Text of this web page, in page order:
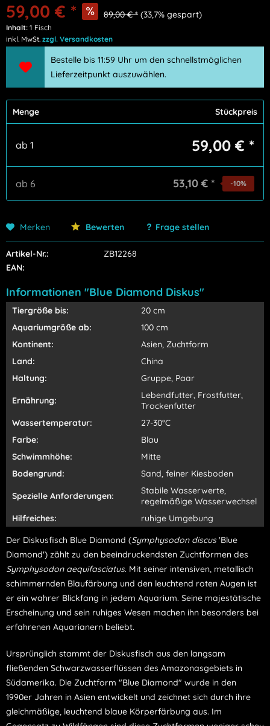
59,00 € * 89,00 €* (33,7% gespart)
Inhalt: 1 Fisch
inkl. MwSt. zzgl. Versandkosten
Bestelle bis 11:59 Uhr um den schnellstmöglichen
Lieferzeitpunkt auszuwählen.
Menge Stückpreis
ab 1 59,00 € *
ab 6 53,10 € * -10%
Merken Bewerten Frage stellen
Artikel-Nr.:
ZB12268
EAN:
Informationen "Blue Diamond Diskus"
Tiergröße bis:
20 cm
Aquariumgröße ab:
100 cm
Kontinent:
Asien, Zuchtform
Land:
China
Haltung:
Gruppe, Paar
Ernährung:
Lebendfutter, Frostfutter,
Trockenfutter
Wassertemperatur:
27-30°C
Farbe:
Blau
Schwimmhöhe:
Mitte
Bodengrund:
Sand, feiner Kiesboden
Spezielle Anforderungen:
Stabile Wasserwerte,
regelmäßige Wasserwechsel
Hilfreiches:
ruhige Umgebung
Der Diskusfisch Blue Diamond (Symphysodon discus'Blue
Diamond') zählt zu den beeindruckendsten Zuchtformen des
Symphysodon aequifasciatus. Mit seiner intensiven, metallisch
schimmernden Blaufärbung und den leuchtend roten Augen ist
er ein wahrer Blickfang in jedem Aquarium. Seine majestätische
Erscheinung und sein ruhiges Wesen machen ihn besonders bei
erfahrenen Aquarianern beliebt.
Ursprünglich stammt der Diskusfisch aus den langsam
fließenden Schwarzwasserflüssen des Amazonasgebiets in
Südamerika. Die Zuchtform "Blue Diamond" wurde in den
1990er Jahren in Asien entwickelt und zeichnet sich durch ihre
gleichmäßige, leuchtend blaue Körperfärbung aus. Im